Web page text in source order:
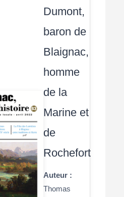
Dumont,
baron de
Blaignac,
homme
de la
Marine et
de
Rochefort
Auteur :
Thomas